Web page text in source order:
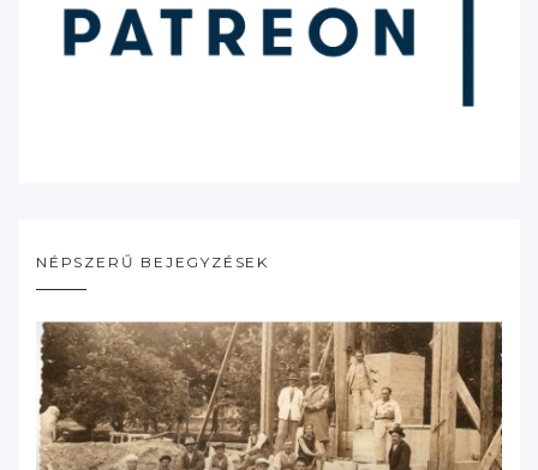
NÉPSZERŰ BEJEGYZÉSEK